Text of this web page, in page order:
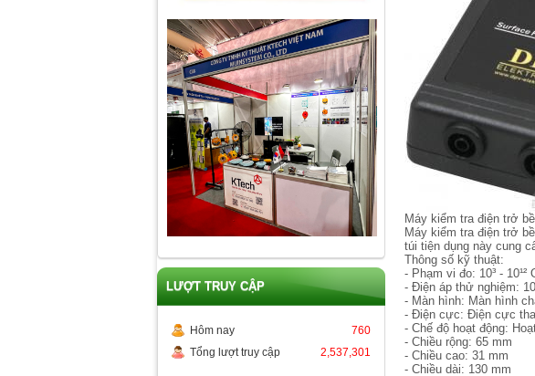
Máy kiểm tra điện trở
Máy kiểm tra điện trở
túi tiện dụng này cung
Thông số kỹ thuật:
- Phạm vi đo: 10³ - 10¹²
- Điện áp thử nghiệm:
- Màn hình: Màn hình
- Điện cực: Điện cực
- Chế độ hoạt động:
- Chiều rộng: 65 mm
- Chiều cao: 31 mm
- Chiều dài: 130 mm
LƯỢT TRUY CẬP
Hôm nay
760
Tổng lượt truy cập
2,537,301